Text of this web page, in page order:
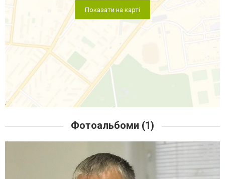
Показати на карті
Фотоальбоми (1)